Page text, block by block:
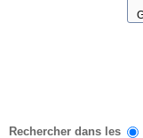
Rechercher dans les